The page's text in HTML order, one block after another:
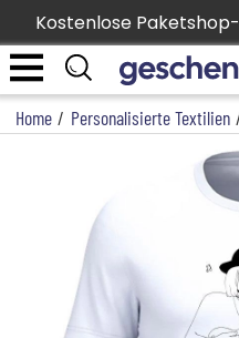
Kostenlose
Home / Personalisierte Textilien